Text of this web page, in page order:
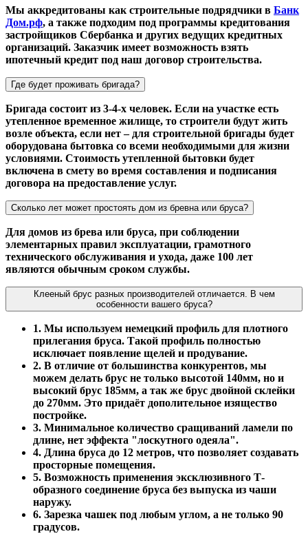
Мы аккредитованы как строительные подрядчики в Банк
Дом.рф, а также подходим под программы кредитования
застройщиков Сбербанка и других ведущих кредитных
организаций. Заказчик имеет возможность взять
ипотечный кредит под наш договор строительства.
Где будет проживать бригада?
Бригада состоит из 3-4-х человек. Если на участке есть
утепленное временное жилище, то строители будут жить
возле объекта, если нет – для строительной бригады будет
оборудована бытовка со всеми необходимыми для жизни
условиями. Стоимость утепленной бытовки будет
включена в смету во время составления и подписания
договора на предоставление услуг.
Сколько лет может простоять дом из бревна или бруса?
Для домов из брева или бруса, при соблюдении
элементарных правил эксплуатации, грамотного
технического обслуживания и ухода, даже 100 лет
являются обычным сроком службы.
Клееный брус разных производителей отличается. В чем
особенности вашего бруса?
1. Мы используем немецкий профиль для плотного
прилегания бруса. Такой профиль полностью
исключает появление щелей и продувание.
2. В отличие от большинства конкурентов, мы
можем делать брус не только высотой 140мм, но и
высокий брус 185мм, а так же брус двойной склейки
до 270мм. Это придаёт дополительное изящество
постройке.
3. Минимальное количество сращиваний ламели по
длине, нет эффекта "лоскутного одеяла".
4. Длина бруса до 12 метров, что позволяет создавать
просторные помещения.
5. Возможность применения эксклюзивного Т-
образного соединение бруса без выпуска из чаши
наружу.
6. Зарезка чашек под любым углом, а не только 90
градусов.